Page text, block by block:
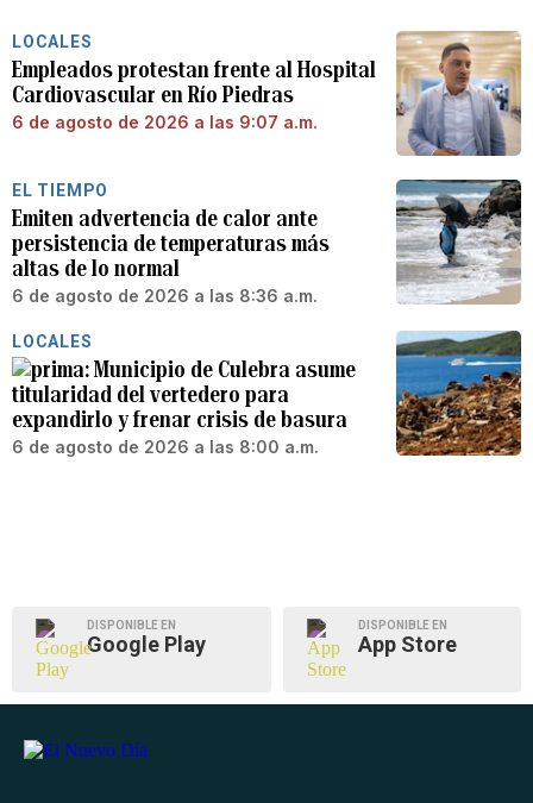
LOCALES
Empleados protestan frente al Hospital
Cardiovascular en Río Piedras
6 de agosto de 2026 a las 9:07 a.m.
EL TIEMPO
Emiten advertencia de calor ante
persistencia de temperaturas más
altas de lo normal
6 de agosto de 2026 a las 8:36 a.m.
LOCALES
Municipio de Culebra asume
titularidad del vertedero para
expandirlo y frenar crisis de basura
6 de agosto de 2026 a las 8:00 a.m.
DISPONIBLE EN
Google Play
DISPONIBLE EN
App Store